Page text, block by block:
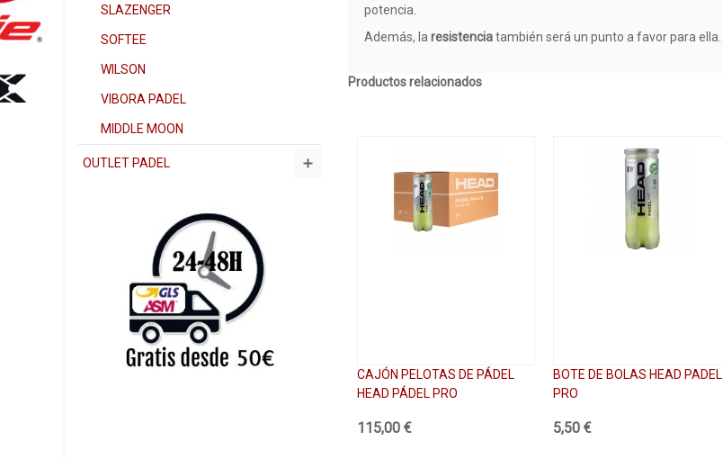
SLAZENGER
SOFTEE
WILSON
VIBORA PADEL
MIDDLE MOON
OUTLET PADEL
potencia.
Además, laresistenciatambién será un punto a favor para ella.
Productos relacionados
CAJÓN PELOTAS DE PÁDEL
HEAD PÁDEL PRO
115,00 €
BOTE DE BOLAS HEAD PADEL
PRO
5,50 €